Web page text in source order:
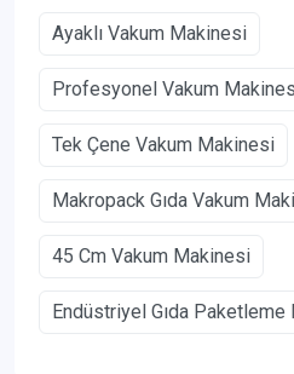
Ayaklı Vakum Makinesi
Profesyonel Vakum
Tek Çene Vakum Makinesi
Makropack Gıda Vakum
45 Cm Vakum Makinesi
Endüstriyel Gıda